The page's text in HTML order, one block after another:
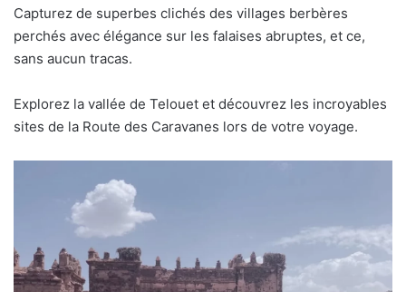
Capturez de superbes clichés des villages berbères
perchés avec élégance sur les falaises abruptes, et ce,
sans aucun tracas.
Explorez la vallée de Telouet et découvrez les incroyables
sites de la Route des Caravanes lors de votre voyage.